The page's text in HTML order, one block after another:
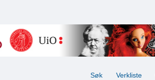
Søk Verkliste